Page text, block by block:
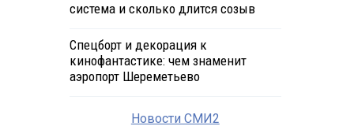
система и сколько длится созыв
Спецборт и декорация к
кинофантастике: чем знаменит
аэропорт Шереметьево
Новости СМИ2